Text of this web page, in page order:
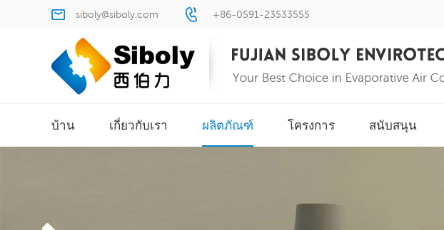
siboly@siboly.com +86-0591-23533555
บ้าน เกี่ยวกับเรา ผลิตภัณฑ์ โครงการ สนับสนุน